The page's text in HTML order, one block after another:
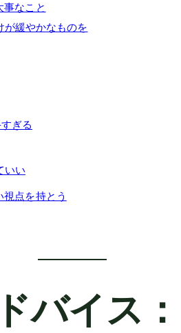
なこと
が緩やかなものを
ぎる
いい
点を持とう
バイス